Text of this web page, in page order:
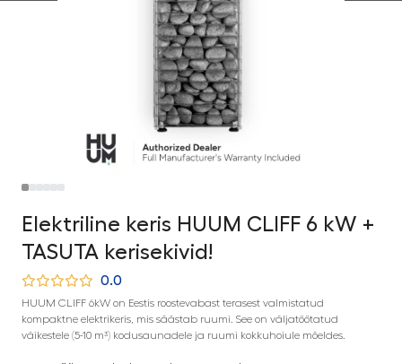
Elektriline keris HUUM CLIFF 6 kW +
TASUTA kerisekivid!
0.0
HUUM CLIFF 6kW on Eestis roostevabast terasest valmistatud
kompaktne elektrikeris, mis säästab ruumi. See on väljatöötatud
väikestele (5-10 m³) kodusaunadele ja ruumi kokkuhoiule mõeldes.